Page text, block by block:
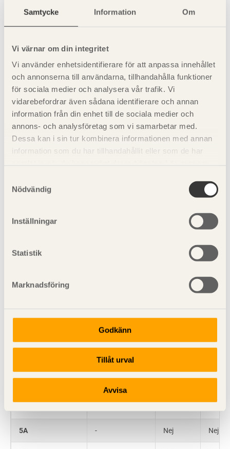
Samtycke Information Om
Vi värnar om din integritet
Vi använder enhetsidentifierare för att anpassa innehållet
och annonserna till användarna, tillhandahålla funktioner
för sociala medier och analysera vår trafik. Vi
vidarebefordrar även sådana identifierare och annan
information från din enhet till de sociala medier och
annons- och analysföretag som vi samarbetar med.
Dessa kan i sin tur kombinera informationen med annan
information som du har tillhandahållit eller som de har
Nödvändig
Inställningar
Statistik
Marknadsföring
Godkänn
Tillåt urval
Avvisa
utrymma
1 Ja Ja
Nej
2B Ja
2C Ja
3A Nej
Ja
Ja
4 Nej Ja Nej
5A - Nej Nej